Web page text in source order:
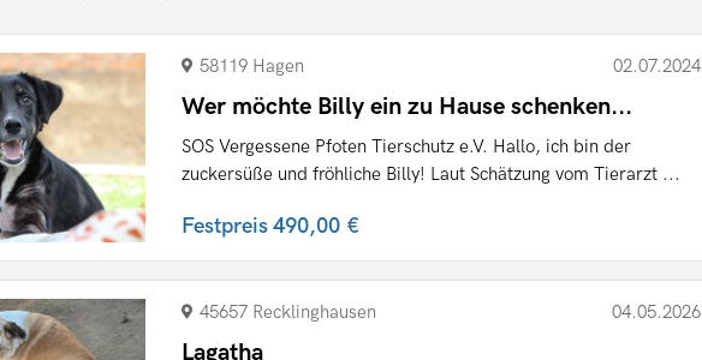
58119 Hagen 02.07.2024
Wer möchte Billy ein zu Hause schenken...
SOS Vergessene Pfoten Tierschutz e.V. Hallo, ich bin der
zuckersüße und fröhliche Billy! Laut Schätzung vom Tierarzt ...
Festpreis490,00 €
45657 Recklinghausen 04.05.2026
Lagatha